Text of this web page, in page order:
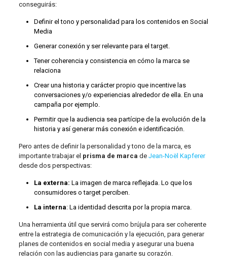
conseguirás:
Definir el tono y personalidad para los contenidos en Social
Media
Generar conexión y ser relevante para el target.
Tener coherencia y consistencia en cómo la marca se
relaciona
Crear una historia y carácter propio que incentive las
conversaciones y/o experiencias alrededor de ella. En una
campaña por ejemplo.
Permitir que la audiencia sea partícipe de la evolución de la
historia y así generar más conexión e identificación.
Pero antes de definir la personalidad y tono de la marca, es
importante trabajar el prisma de marca de Jean-Noël Kapferer
desde dos perspectivas:
La externa: La imagen de marca reflejada. Lo que los
consumidores o target perciben.
La interna: La identidad descrita por la propia marca.
Una herramienta útil que servirá como brújula para ser coherente
entre la estrategia de comunicación y la ejecución, para generar
planes de contenidos en social media y asegurar una buena
relación con las audiencias para ganarte su corazón.